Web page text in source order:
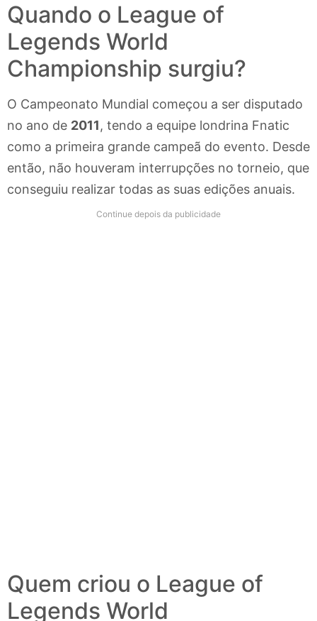
Quando o League of
Legends World
Championship surgiu?
O Campeonato Mundial começou a ser disputado
no ano de 2011, tendo a equipe londrina Fnatic
como a primeira grande campeã do evento. Desde
então, não houveram interrupções no torneio, que
conseguiu realizar todas as suas edições anuais.
Continue depois da publicidade
Quem criou o League of
Legends World